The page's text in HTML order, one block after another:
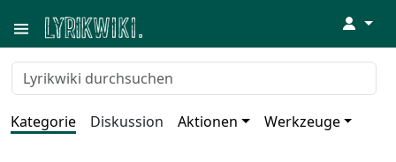
↓
Kategorie Diskussion Aktionen Werkzeuge